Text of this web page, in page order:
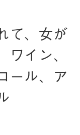
て、女が
イン、
ール、ア